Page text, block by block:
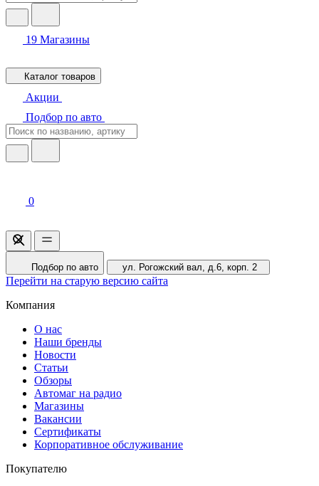
19 Магазины
Каталог товаров
Акции
Подбор по авто
0
Подбор по авто ул. Рогожский вал, д.6, корп. 2
Перейти на старую версию сайта
Компания
О нас
Наши бренды
Новости
Статьи
Обзоры
Автомаг на радио
Магазины
Вакансии
Сертификаты
Корпоративное обслуживание
Покупателю